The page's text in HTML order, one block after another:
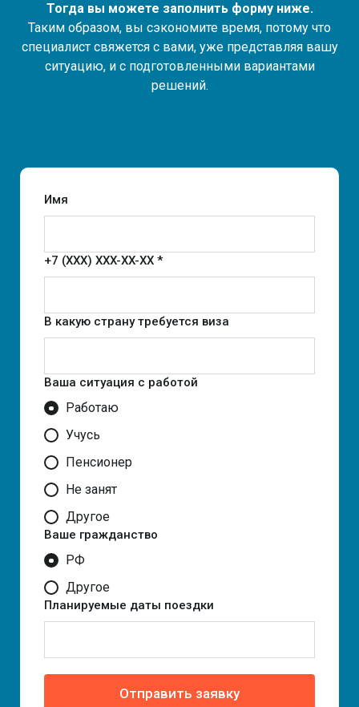
Тогда вы можете заполнить форму ниже.
Таким образом, вы сэкономите время, потому что
специалист свяжется с вами, уже представляя вашу
ситуацию, и с подготовленными вариантами
решений.
Имя
+7 (XXX) XXX-XX-XX *
В какую страну требуется виза
Ваша ситуация с работой
Работаю
Учусь
Пенсионер
Не занят
Другое
Ваше гражданство
РФ
Другое
Планируемые даты поездки
Отправить заявку